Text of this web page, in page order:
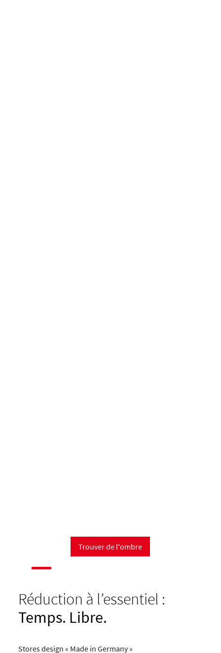
Trouver de l'ombre
Réduction à l’essentiel :
Temps. Libre.
Stores design « Made in Germany »